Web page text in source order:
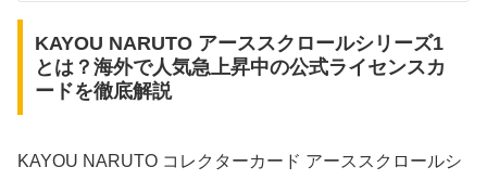
KAYOU NARUTO アーススクロールシリーズ1
とは？海外で人気急上昇中の公式ライセンスカ
ードを徹底解説
KAYOU NARUTO コレクターカード アーススクロールシ